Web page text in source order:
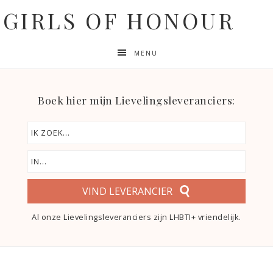
GIRLS OF HONOUR
MENU
Boek hier mijn Lievelingsleveranciers:
VIND LEVERANCIER
Al onze Lievelingsleveranciers zijn LHBTI+ vriendelijk.